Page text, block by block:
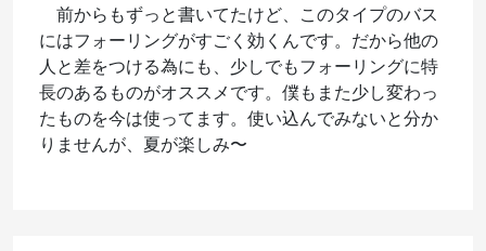
前からもずっと書いてたけど、このタイプのバス
にはフォーリングがすごく効くんです。だから他の
人と差をつける為にも、少しでもフォーリングに特
長のあるものがオススメです。僕もまた少し変わっ
たものを今は使ってます。使い込んでみないと分か
りませんが、夏が楽しみ〜